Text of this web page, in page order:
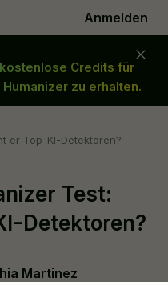
Anmelden
Credits für
zu erhalten.
er Top-KI-Detektoren?
Test:
Detektoren?
Martinez